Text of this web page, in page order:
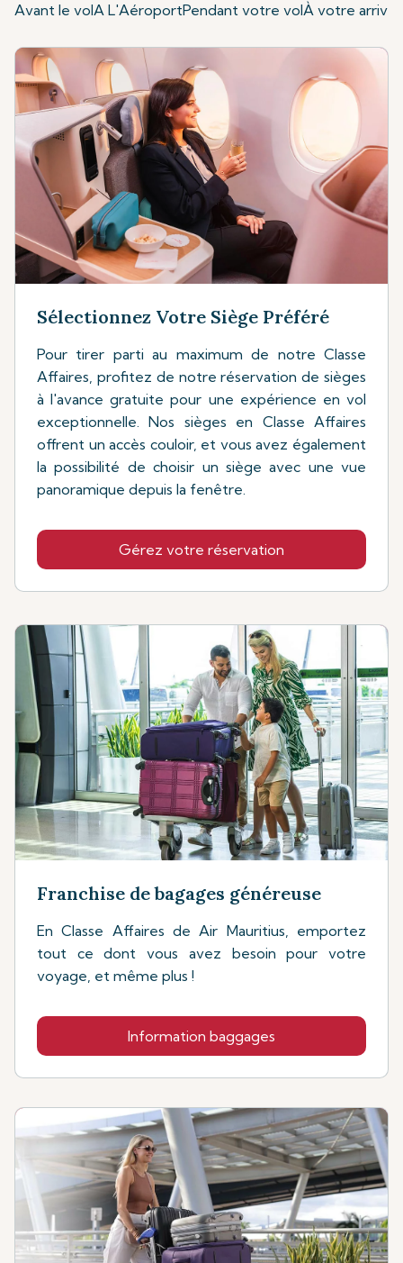
Avant le volA L'AéroportPendant votre volÀ votre
Sélectionnez Votre Siège Préféré
Pour tirer parti au maximum de notre Classe
Affaires, profitez de notre réservation de sièges
à l'avance gratuite pour une expérience en vol
exceptionnelle. Nos sièges en Classe Affaires
offrent un accès couloir, et vous avez également
la possibilité de choisir un siège avec une vue
panoramique depuis la fenêtre.
Gérez votre réservation
Franchise de bagages généreuse
En Classe Affaires de Air Mauritius, emportez
tout ce dont vous avez besoin pour votre
voyage, et même plus !
Information baggages